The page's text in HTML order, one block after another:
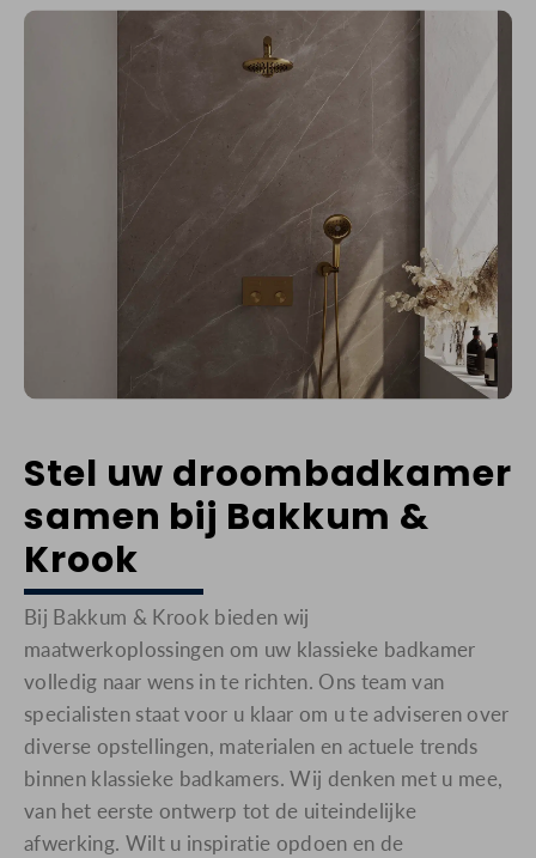
Stel uw droombadkamer
samen bij Bakkum &
Krook
Bij Bakkum & Krook bieden wij
maatwerkoplossingen om uw klassieke badkamer
volledig naar wens in te richten. Ons team van
specialisten staat voor u klaar om u te adviseren over
diverse opstellingen, materialen en actuele trends
binnen klassieke badkamers. Wij denken met u mee,
van het eerste ontwerp tot de uiteindelijke
afwerking. Wilt u inspiratie opdoen en de